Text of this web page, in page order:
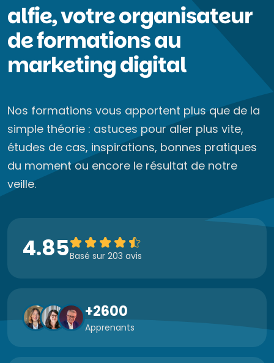
alfie, votre organisateur
de formations au
marketing digital
Nos formations vous apportent plus que de la
simple théorie : astuces pour aller plus vite,
études de cas, inspirations, bonnes pratiques
du moment ou encore le résultat de notre
veille.
4.85Basé sur 203 avis
+2600
Apprenants